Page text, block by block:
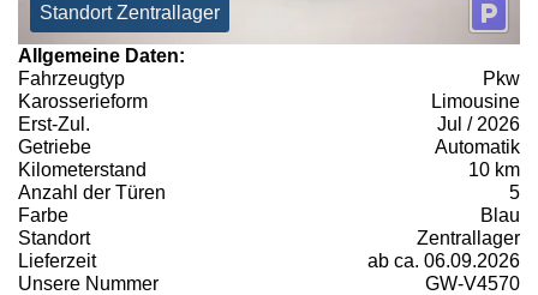
Standort Zentrallager
Allgemeine Daten:
Fahrzeugtyp
Pkw
Karosserieform
Limousine
Erst-Zul.
Jul / 2026
Getriebe
Automatik
Kilometerstand
10 km
Anzahl der Türen
5
Farbe
Blau
Standort
Zentrallager
Lieferzeit
ab ca. 06.09.2026
Unsere Nummer
GW-V4570